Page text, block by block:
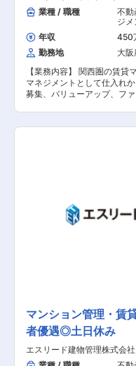
スされた住宅が、適正な資
る社会を実現し、サステナ
こと「良いモノを、永く使う
かせたい」この想いから、住
ービスを開発し、ビジネス
た。現在は、【保証】【ト
ビス】を組み合わせた独自
供を通じ、住宅を中心に、
に「安心」と「価値」を提
証】【リアルサービス】の
を担当とする営業チーム、
実務を担う検査チーム、外
質管理を担う品質管理チー
業種 / 職種
不動
ジ
の
年収 450
勤務地
大
【業務内容】 関西圏の賃貸
マネジメントとして仕入れ
募集、バリューアップ、フ
の情報収集および分析 ■適
およびリニューアルの計画策
当者コメント】 同社は、人
れる現代社会において、良
事業を2本の柱とし、業組を
盤を構築していきます。そ
2023年うめきた新駅開業を
ンド需要の増加も合わさり、
エリア全体での開発が行わ
マンション管理・賃
者優遇◎土日休み
エスリード建物管理株式会社